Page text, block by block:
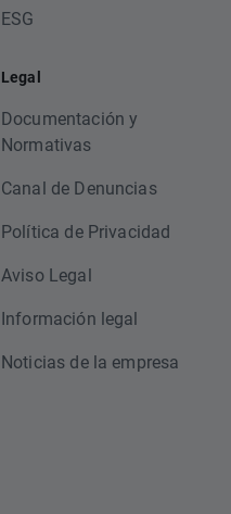
ESG
Legal
Documentación y
Normativas
Canal de Denuncias
Política de Privacidad
Aviso Legal
Información legal
Noticias de la empresa